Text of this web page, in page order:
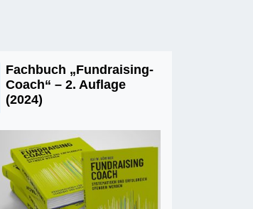
Fachbuch „Fundraising-
Coach“ – 2. Auflage
(2024)